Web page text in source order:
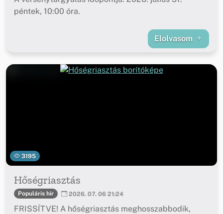
péntek, 10:00 óra.
Elolvasom
3195
Hőségriasztás
Populáris hír 2026. 07. 06 21:24
FRISSÍTVE! A hőségriasztás meghosszabbodik,